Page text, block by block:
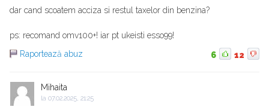
dar cand scoatem acciza si restul taxelor din benzina?
ps: recomand omv100+! iar pt ukeisti esso99!
Raportează abuz
6 12
Mihaita
la 07.02.2025, 21:25